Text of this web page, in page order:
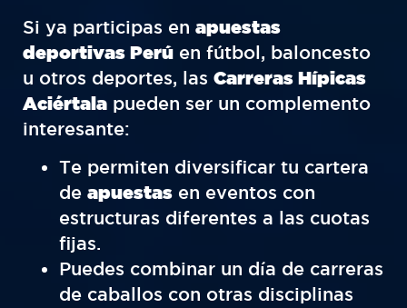
Si ya participas en apuestas
deportivas Perú en fútbol, baloncesto
u otros deportes, las Carreras Hípicas
Aciértala pueden ser un complemento
interesante:
Te permiten diversificar tu cartera
de apuestas en eventos con
estructuras diferentes a las cuotas
fijas.
Puedes combinar un día de carreras
de caballos con otras disciplinas